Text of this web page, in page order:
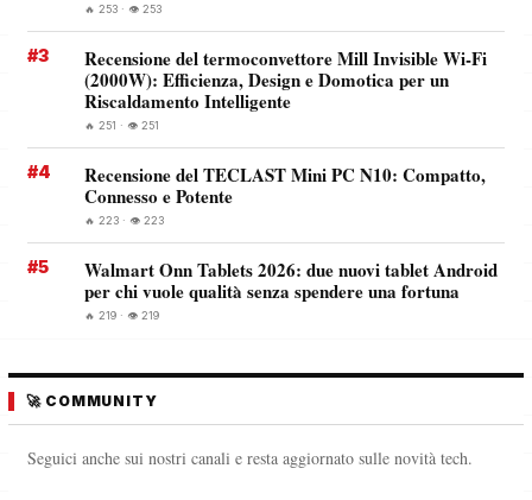
🔥 253 · 👁️ 253
#3
Recensione del termoconvettore Mill Invisible Wi-Fi
(2000W): Efficienza, Design e Domotica per un
Riscaldamento Intelligente
🔥 251 · 👁️ 251
#4
Recensione del TECLAST Mini PC N10: Compatto,
Connesso e Potente
🔥 223 · 👁️ 223
#5
Walmart Onn Tablets 2026: due nuovi tablet Android
per chi vuole qualità senza spendere una fortuna
🔥 219 · 👁️ 219
🚀 COMMUNITY
Seguici anche sui nostri canali e resta aggiornato sulle novità tech.